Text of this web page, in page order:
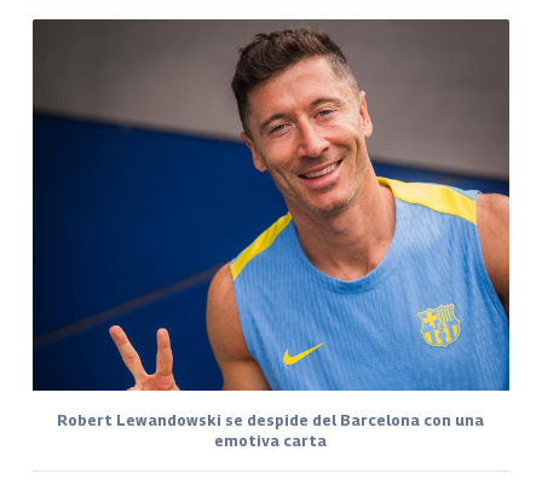
Robert Lewandowski se despide del Barcelona con una
emotiva carta